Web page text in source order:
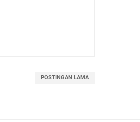
POSTINGAN LAMA